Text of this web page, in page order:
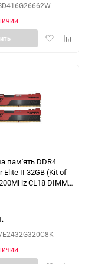
Добавить
пам'ять DDR4
Elite II 32GB (Kit of
CL18 DIMM